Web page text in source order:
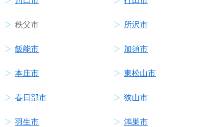
秩父市 所沢市
飯能市 加須市
本庄市 東松山市
春日部市 狭山市
羽生市 鴻巣市